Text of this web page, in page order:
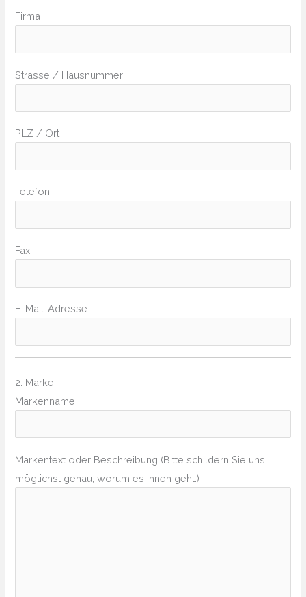
Firma
Strasse / Hausnummer
PLZ / Ort
Telefon
Fax
E-Mail-Adresse
2. Marke
Markenname
Markentext oder Beschreibung (Bitte schildern Sie uns
möglichst genau, worum es Ihnen geht.)